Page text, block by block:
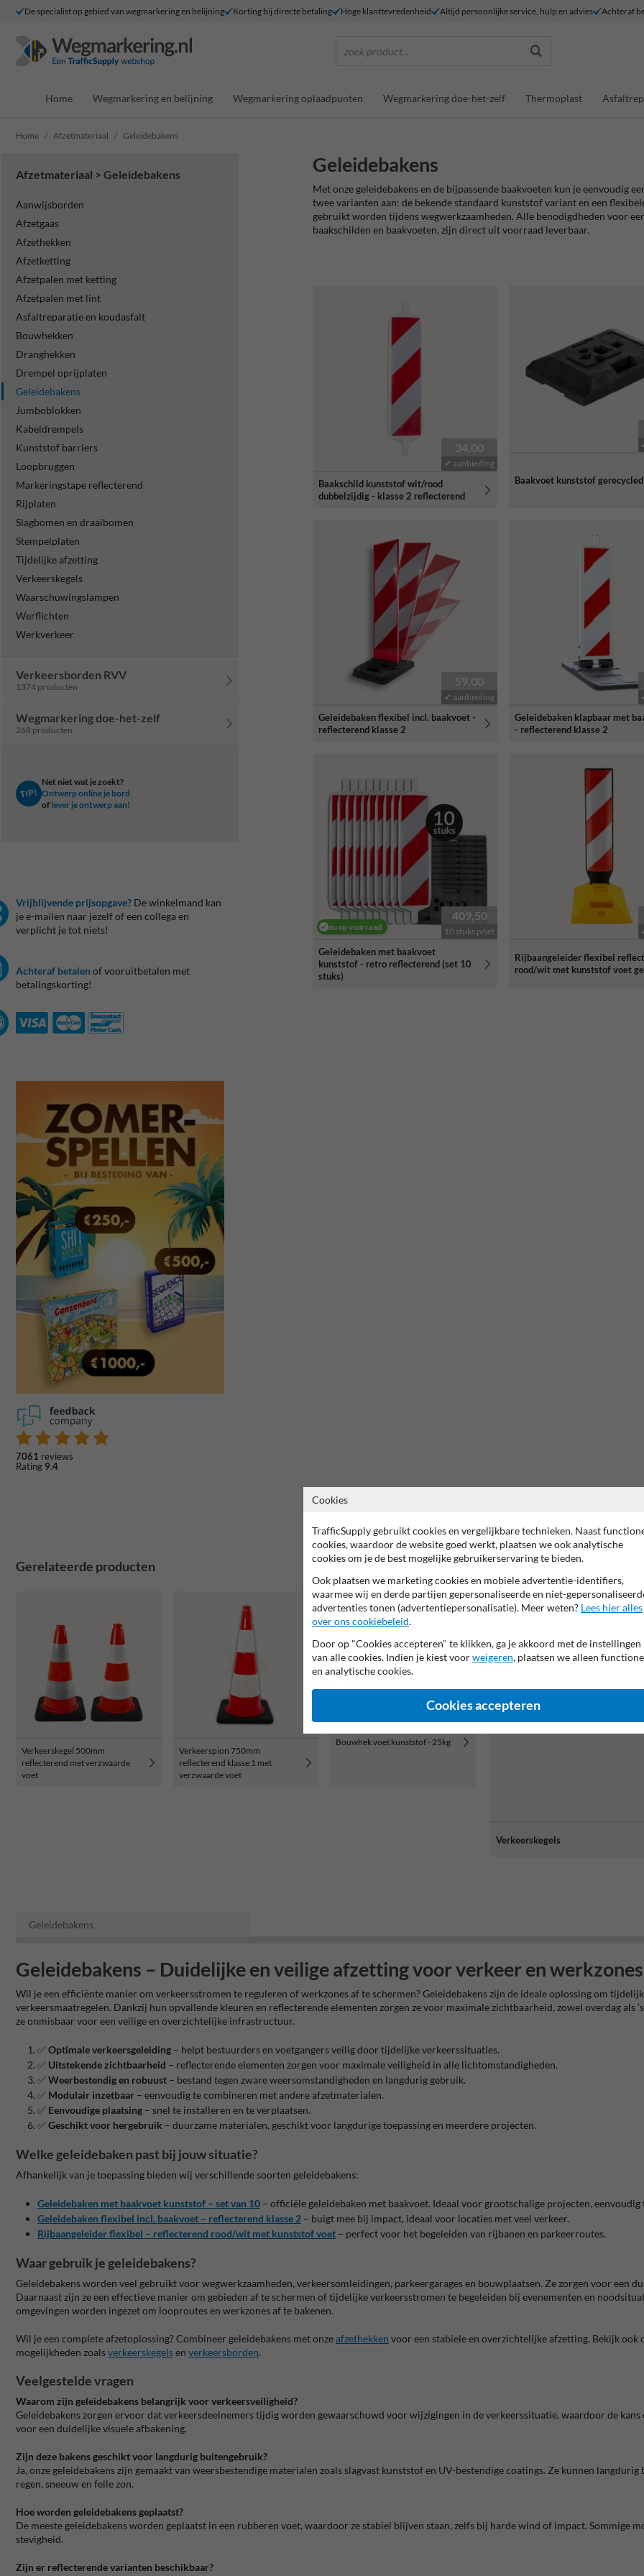
De specialist op gebied van wegmarkering en belijning Korting bij directe betaling Hoge klanttevredenheid Altijd persoonlijke service, hulp en advies Achteraf
zoek product...
Home Wegmarkering en belijning Wegmarkering oplaadpunten Wegmarkering doe-het-zelf Thermoplast
Home Afzetmateriaal Geleidebakens
Afzetmateriaal > Geleidebakens
Aanwijsborden
Afzetgaas
Afzethekken
Afzetketting
Afzetpalen met ketting
Afzetpalen met lint
Asfaltreparatie en koudasfalt
Bouwhekken
Dranghekken
Drempel oprijplaten
Geleidebakens
Jumboblokken
Kabeldrempels
Kunststof barriers
Loopbruggen
Markeringstape reflecterend
Rijplaten
Slagbomen en draaibomen
Stempelplaten
Tijdelijke afzetting
Verkeerskegels
Waarschuwingslampen
Werflichten
Werkverkeer
Verkeersborden RVV
1374 producten
Wegmarkering doe-het-zelf
268 producten
TIP!
Net niet wat je zoekt?
Ontwerp online je bord
of lever je ontwerp aan!
Vrijblijvende prijsopgave? De winkelmand kan
je e-mailen naar jezelf of een collega en
verplicht je tot niets!
Achteraf betalen of vooruitbetalen met
betalingskorting!
7061 reviews
Rating 9.4
Geleidebakens
Met onze geleidebakens en de bijpassende baakvoeten kun je eenvoudig
twee varianten aan: de bekende standaard kunststof variant en een
gebruikt worden tijdens wegwerkzaamheden. Alle benodigdheden voor
baakschilden en baakvoeten, zijn direct uit voorraad leverbaar.
34,00
✔ aanbieding
Baakschild kunststof wit/rood
dubbelzijdig - klasse 2 reflecterend
Baakvoet kunststof
59,00
✔ aanbieding
Geleidebaken flexibel incl. baakvoet -
reflecterend klasse 2
Geleidebaken klapbaar met
- reflecterend klasse 2
nu op voorraad
409,50
10 stuks p/set
Geleidebaken met baakvoet
kunststof - retro reflecterend (set 10
stuks)
Rijbaangeleider flexibel
rood/wit met kunststof voet
Gerelateerde producten
Verkeerskegel 500mm
reflecterend met verzwaarde
voet
Verkeerspion 750mm
reflecterend klasse 1 met
verzwaarde voet
Bouwhek voet kunststof - 25kg
Of zocht je dit?
Verkeerskegels
Geleidebakens
Geleidebakens – Duidelijke en veilige afzetting voor verkeer en werkzones
Wil je een efficiënte manier om verkeersstromen te reguleren of werkzones af te schermen? Geleidebakenszijn de ideale oplossing om
verkeersmaatregelen. Dankzij hun opvallende kleuren en reflecterende elementen zorgen ze voor maximale zichtbaarheid, zowel overdag
ze onmisbaar voor een veilige en overzichtelijke infrastructuur.
✅Optimale verkeersgeleiding – helpt bestuurders en voetgangers veilig door tijdelijke verkeerssituaties.
✅ Uitstekende zichtbaarheid – reflecterende elementen zorgen voor maximale veiligheid in alle lichtomstandigheden.
✅Weerbestendig en robuust – bestand tegen zware weersomstandigheden en langdurig gebruik.
✅ Modulair inzetbaar – eenvoudig te combineren met andere afzetmaterialen.
✅ Eenvoudige plaatsing – snel te installeren en te verplaatsen.
✅Geschikt voor hergebruik – duurzame materialen, geschikt voor langdurige toepassing en meerdere projecten.
Welke geleidebaken past bij jouw situatie?
Afhankelijk van je toepassing bieden wij verschillende soorten geleidebakens:
Geleidebaken met baakvoet kunststof – set van 10 – officiële geleidebaken met baakvoet. Ideaal voor grootschalige projecten, eenvoudig
Geleidebaken flexibel incl. baakvoet – reflecterend klasse 2 – buigt mee bij impact, ideaal voor locaties met veel verkeer.
Rijbaangeleider flexibel – reflecterend rood/wit met kunststof voet – perfect voor het begeleiden van rijbanen en parkeerroutes.
Waar gebruik je geleidebakens?
Geleidebakens worden veel gebruikt voor wegwerkzaamheden, verkeersomleidingen, parkeergarages en bouwplaatsen. Ze zorgen voor een
Daarnaast zijn ze een effectieve manier om gebieden af te schermen of tijdelijke verkeersstromen te begeleiden bij evenementen en
omgevingen worden ingezet om looproutes en werkzones af te bakenen.
Wil je een complete afzetoplossing? Combineer geleidebakens met onzeafzethekken voor een stabiele en overzichtelijke afzetting. Bekijk
mogelijkheden zoalsverkeerskegelsen verkeersborden.
Veelgestelde vragen
Waarom zijn geleidebakens belangrijk voor verkeersveiligheid?
Geleidebakens zorgen ervoor dat verkeersdeelnemers tijdig worden gewaarschuwd voor wijzigingen in de verkeerssituatie, waardoor de
voor een duidelijke visuele afbakening.
Zijn deze bakens geschikt voor langdurig buitengebruik?
Ja, onze geleidebakens zijn gemaakt van weersbestendige materialen zoals slagvast kunststof en UV-bestendige coatings. Ze kunnen
regen, sneeuw en felle zon.
Hoe worden geleidebakens geplaatst?
De meeste geleidebakens worden geplaatst in een rubberen voet, waardoor ze stabiel blijven staan, zelfs bij harde wind of impact. Sommige
stevigheid.
Zijn er reflecterende varianten beschikbaar?
Cookies
TrafficSupply gebruikt cookies en vergelijkbare technieken. Naast
cookies, waardoor de website goed werkt, plaatsen we ook analytische
cookies om je de best mogelijke gebruikerservaring te bieden.
Ook plaatsen we marketing cookies en mobiele advertentie-identifiers,
waarmee wij en derde partijen gepersonaliseerde en niet-
advertenties tonen (advertentiepersonalisatie). Meer weten? Lees hier alles
over ons cookiebeleid.
Door op "Cookies accepteren" te klikken, ga je akkoord met de instellingen
van alle cookies. Indien je kiest voorweigeren, plaatsen we alleen
en analytische cookies.
Cookies accepteren